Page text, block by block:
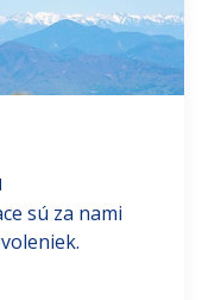
sú za nami